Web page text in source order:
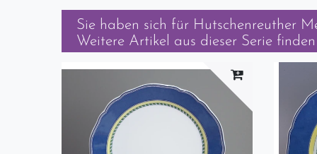
Sie haben sich für Hutschenreuther
Weitere Artikel aus dieser Serie